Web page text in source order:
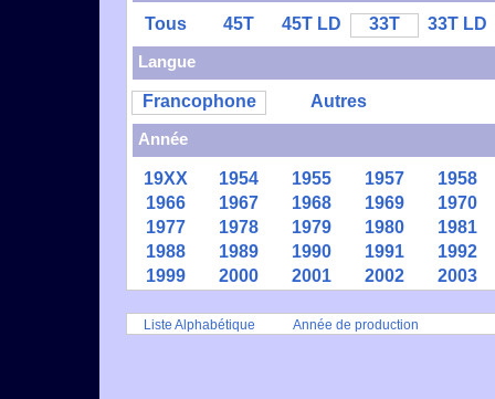
Tous 45T 45T LD 33T
33T LD
Langue
Francophone
Autres
Année
19XX 1954 1955 1957
1958
1966
1967 1968 1969
1970
1977
1978 1979 1980
1981
1988
1989 1990 1991
1992
1999
2000 2001 2002 2003
Liste Alphabétique Année de production